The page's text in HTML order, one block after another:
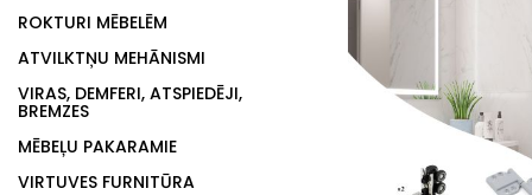
ROKTURI MĒBELĒM
ATVILKTŅU MEHĀNISMI
VIRAS, DEMFERI, ATSPIEDĒJI,
BREMZES
MĒBEĻU PAKARAMIE
VIRTUVES FURNITŪRA